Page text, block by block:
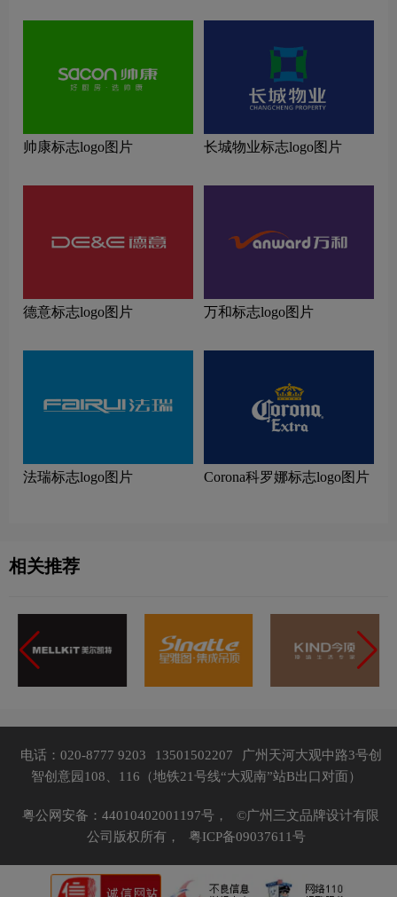
帅康标志logo图片 长城物业标志logo图片
德意标志logo图片 万和标志logo图片
法瑞标志logo图片 Corona科罗娜标志logo图片
相关推荐
电话：020-8777 9203 13501502207
广州天河大观中路3号创
智创意园108、116（地铁21号线“大观南”站B出口对面）
粤公网安备：44010402001197号，
©广州三文品牌设计有限
公司版权所有，
粤ICP备09037611号